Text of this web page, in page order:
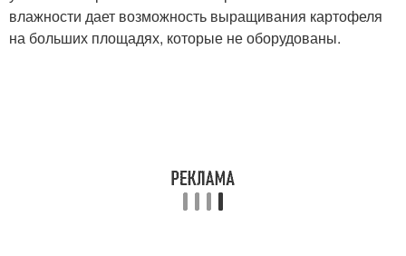
влажности дает возможность выращивания картофеля
на больших площадях, которые не оборудованы.